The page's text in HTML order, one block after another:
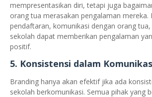
mempresentasikan diri, tetapi juga
orang tua merasakan pengalaman mereka.
pendaftaran, komunikasi dengan orang
sekolah dapat memberikan pengalaman
positif.
5. Konsistensi dalam
Branding hanya akan efektif jika ada
sekolah berkomunikasi. Semua pihak yang